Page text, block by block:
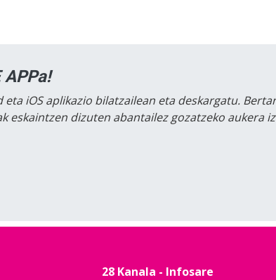
APPa!
iOS aplikazio bilatzailean eta deskargatu.
eskaintzen dizuten abantailez gozatzeko aukera
28 Kanala - Infosare